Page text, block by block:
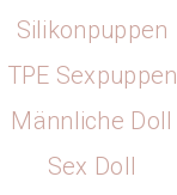
Silikonpuppen
TPE Sexpuppen
Männliche Doll
Sex Doll